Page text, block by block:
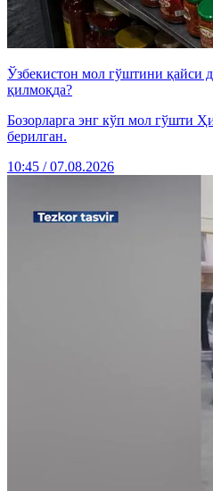
Ўзбекистон мол гўштини қайси
қилмоқда?
Бозорларга энг кўп мол гўшти
берилган.
10:45 / 07.08.2026